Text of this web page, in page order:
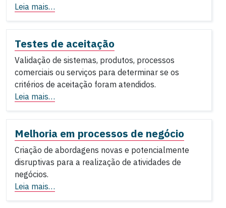
Leia mais…
Testes de aceitação
Validação de sistemas, produtos, processos
comerciais ou serviços para determinar se os
critérios de aceitação foram atendidos.
Leia mais…
Melhoria em processos de negócio
Criação de abordagens novas e potencialmente
disruptivas para a realização de atividades de
negócios.
Leia mais…